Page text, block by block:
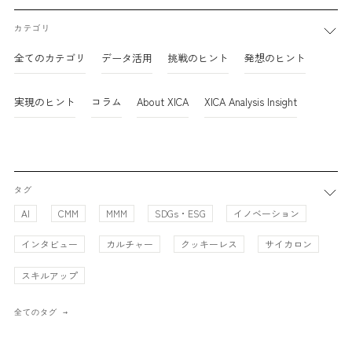
カテゴリ
全てのカテゴリ データ活用 挑戦のヒント 発想のヒント
実現のヒント コラム About XICA XICA Analysis Insight
タグ
AI CMM MMM SDGs・ESG イノベーション
インタビュー カルチャー クッキーレス サイカロン
スキルアップ
全てのタグ